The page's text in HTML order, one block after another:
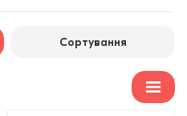
Сортування